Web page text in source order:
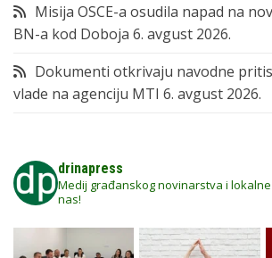
Misija OSCE-a osudila napad na
BN-a kod Doboja 6. avgust 2026.
Dokumenti otkrivaju navodne
vlade na agenciju MTI 6. avgust 2026.
drinapress
Medij građanskog novinarstva i
nas!